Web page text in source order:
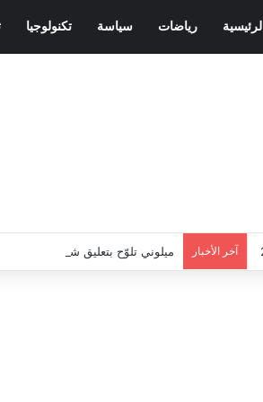
الرئيسية رياضات سياسة تكنولوجيا
آخر الأخبار ميلوني تلوّح بتعليق شنغن مع